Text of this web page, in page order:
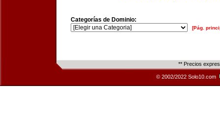
Categorías de Dominio:
[Pág.
** Precios
© 2002/2022 Solo10.com